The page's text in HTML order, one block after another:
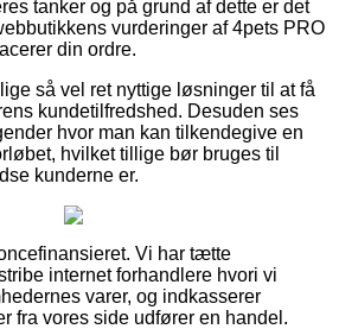
tanker og på grund af dette er det
vurderinger af 4pets PRO
din ordre.
så vel ret nyttige løsninger til at få
kundetilfredshed. Desuden ses
hvor man kan tilkendegive en
hvilket tillige bør bruges til
kunderne er.
Vi har tætte
internet forhandlere hvori vi
varer, og indkasserer
fra vores side udfører en handel.